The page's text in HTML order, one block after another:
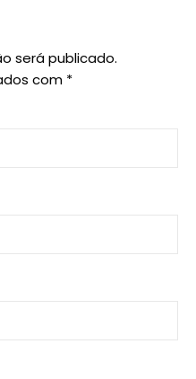
será publicado.
com *